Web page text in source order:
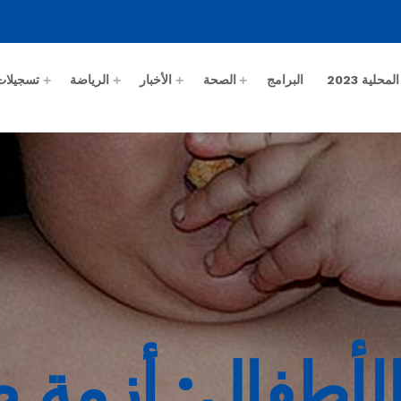
2023 البرامج الصحة الأخبار الرياضة